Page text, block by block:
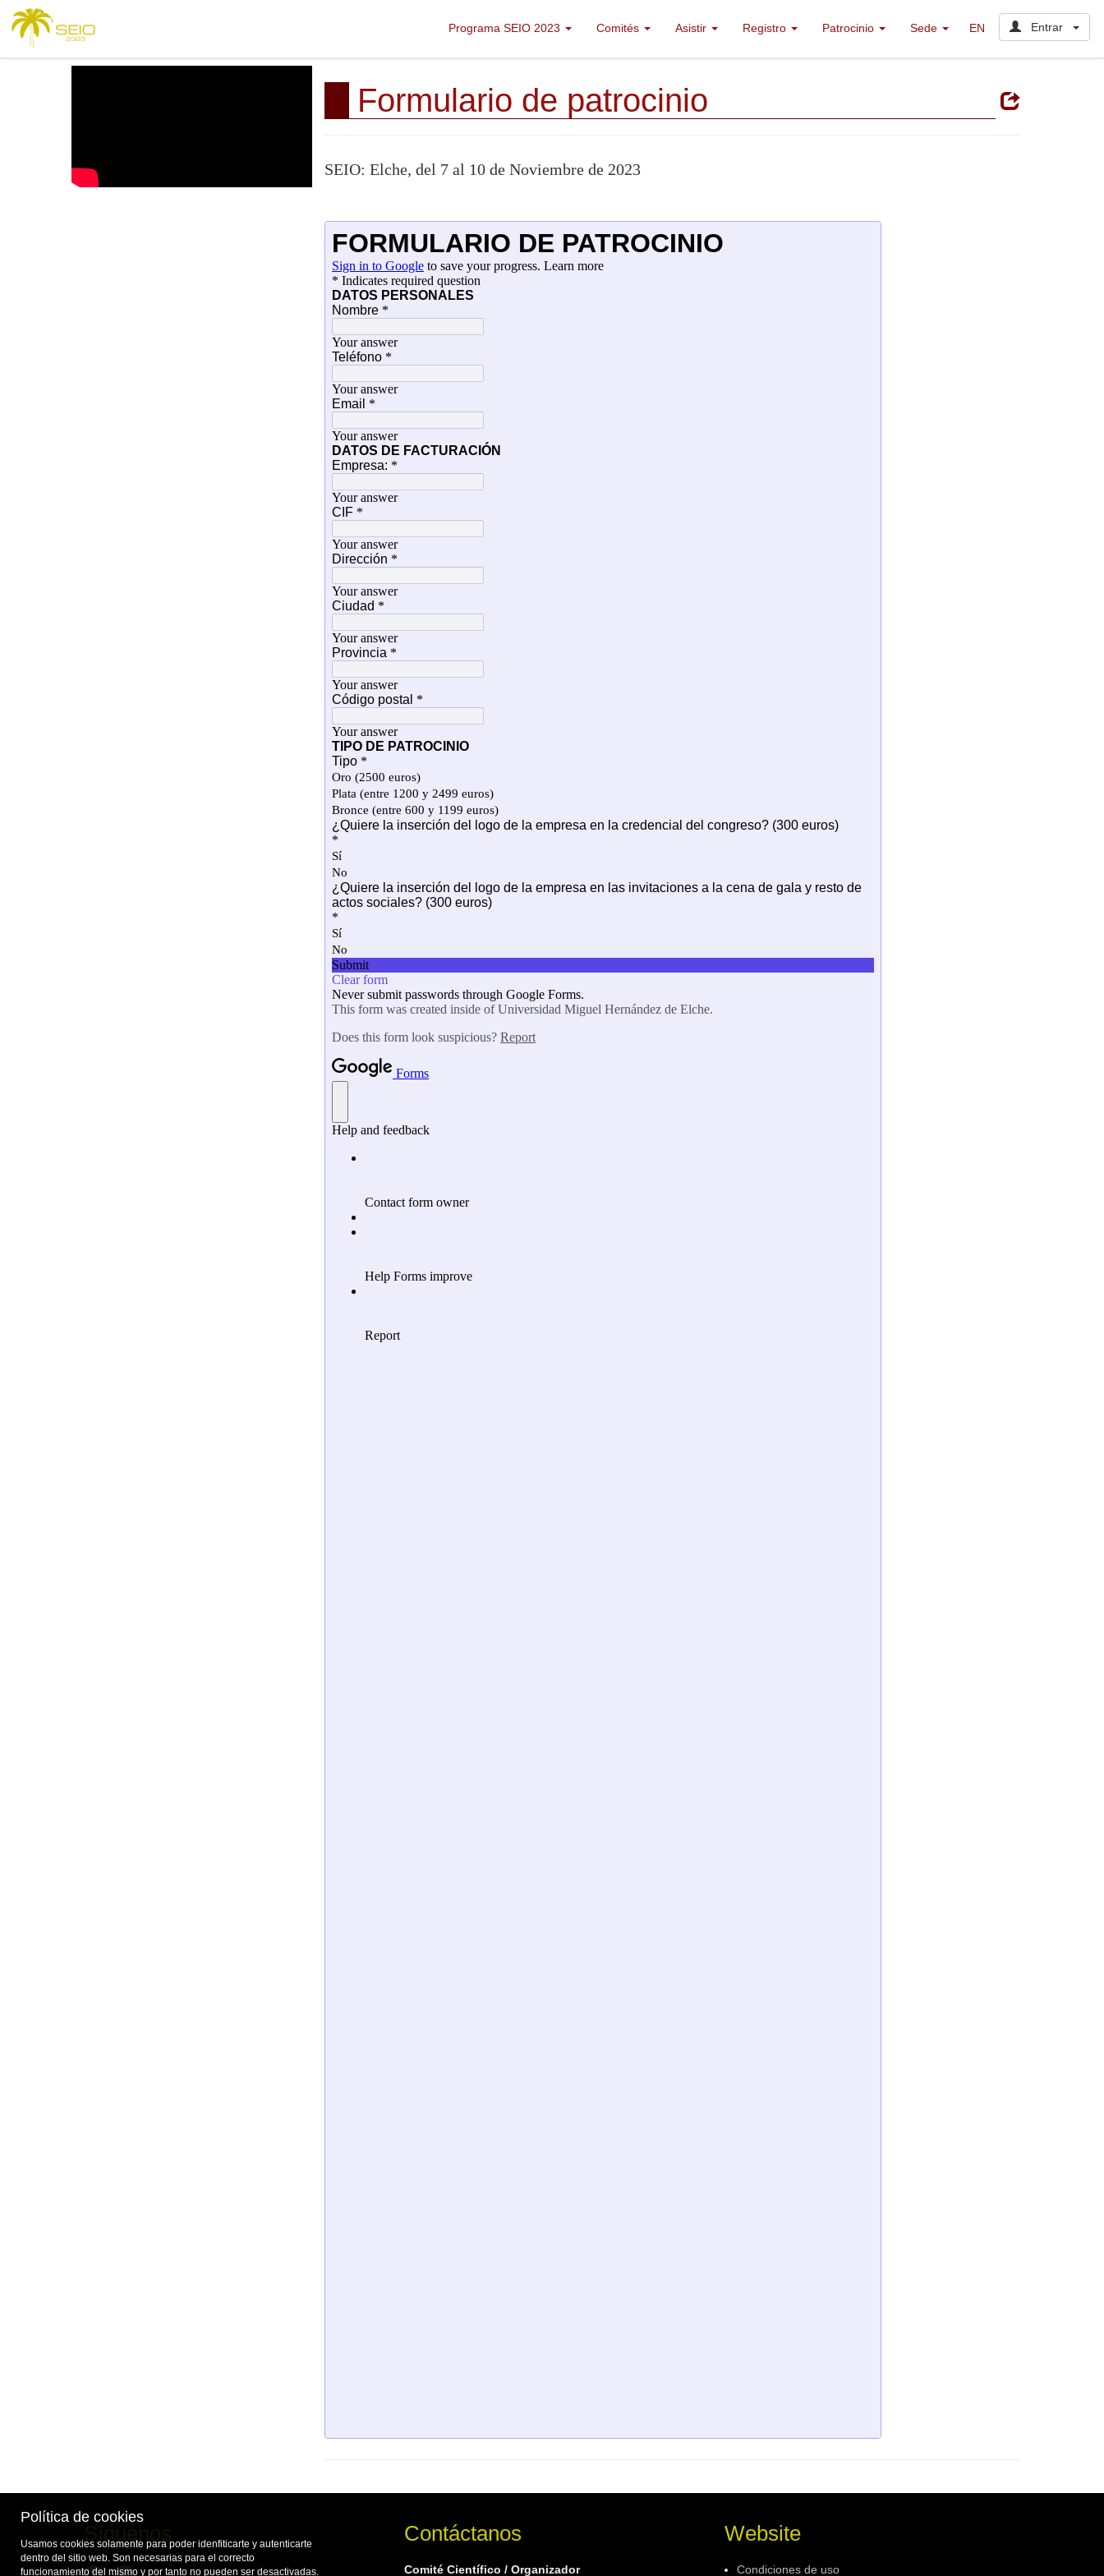
Entrar
EN
Programa SEIO 2023 Comités Asistir Registro Patrocinio Sede
Formulario de patrocinio
SEIO: Elche, del 7 al 10 de Noviembre de 2023
Síguenos Contáctanos
Comité Científico / Organizador
Website
Condiciones de uso
Política de cookies
Usamos cookies solamente para poder idenfiticarte y autenticarte
dentro del sitio web. Son necesarias para el correcto
funcionamiento del mismo y por tanto no pueden ser desactivadas.